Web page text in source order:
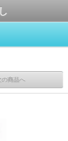
の商品へ